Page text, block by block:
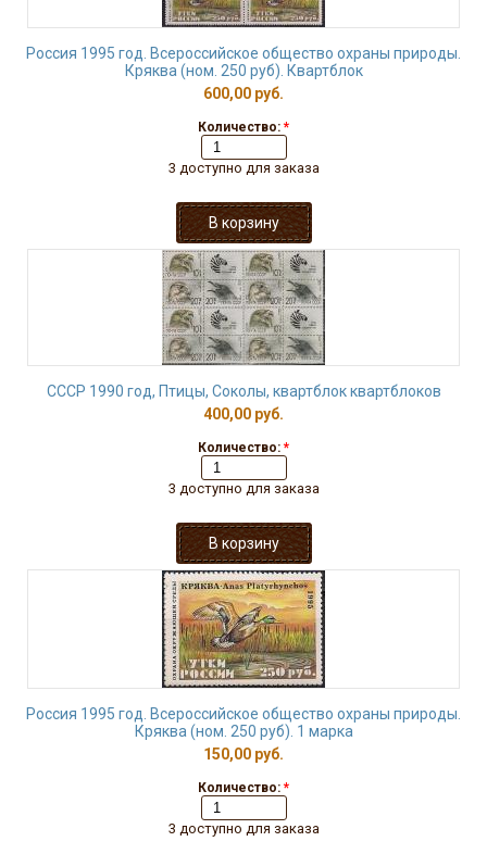
Россия 1995 год. Всероссийское общество охраны природы.
Кряква (ном. 250 руб). Квартблок
600,00 руб.
Количество: *
3 доступно для заказа
СССР 1990 год, Птицы, Соколы, квартблок квартблоков
400,00 руб.
Количество: *
3 доступно для заказа
Россия 1995 год. Всероссийское общество охраны природы.
Кряква (ном. 250 руб). 1 марка
150,00 руб.
Количество: *
3 доступно для заказа